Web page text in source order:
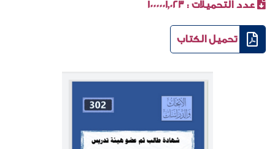
عدد التحميلات : 1000001٬023
تحميل الكتاب